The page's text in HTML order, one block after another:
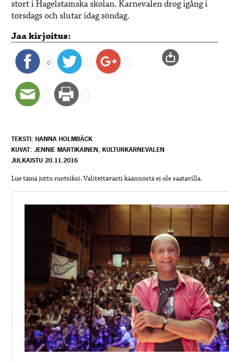
stort i Hagelstamska skolan. Karnevalen drog igång i
torsdags och slutar idag söndag.
Jaa kirjoitus:
0
TEKSTI: HANNA HOLMBÄCK
KUVAT: JENNIE MARTIKAINEN, KULTURKARNEVALEN
JULKAISTU 20.11.2016
Lue tämä juttu ruotsiksi. Valitettavasti käännöstä ei ole saatavilla.